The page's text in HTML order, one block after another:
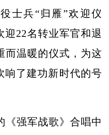
士兵“归雁”欢迎仪
22名转业军官和退
而温暖的仪式，为这
响了建功新时代的号
强军战歌》合唱中